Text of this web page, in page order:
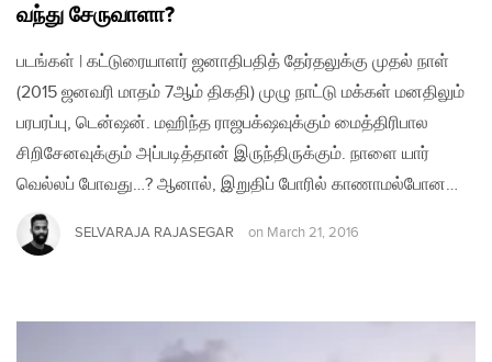
வந்து சேருவாளா?
படங்கள் | கட்டுரையாளர் ஜனாதிபதித் தேர்தலுக்கு முதல் நாள்
(2015 ஜனவரி மாதம் 7ஆம் திகதி) முழு நாட்டு மக்கள் மனதிலும்
பரபரப்பு, டென்ஷன். மஹிந்த ராஜபக்‌ஷவுக்கும் மைத்திரிபால
சிறிசேனவுக்கும் அப்படித்தான் இருந்திருக்கும். நாளை யார்
வெல்லப் போவது…? ஆனால், இறுதிப் போரில் காணாமல்போன…
SELVARAJA RAJASEGAR on March 21, 2016